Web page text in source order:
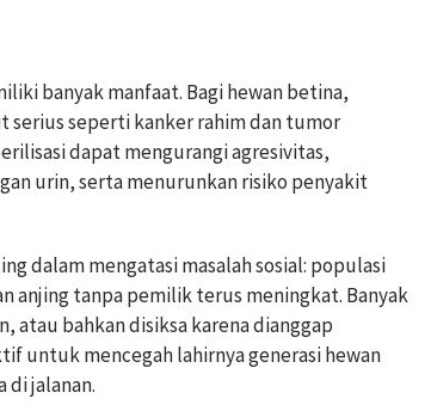
banyak manfaat. Bagi hewan betina,
serius seperti kanker rahim dan tumor
dapat mengurangi agresivitas,
urin, serta menurunkan risiko penyakit
dalam mengatasi masalah sosial: populasi
anjing tanpa pemilik terus meningkat. Banyak
atau bahkan disiksa karena dianggap
untuk mencegah lahirnya generasi hewan
di jalanan.